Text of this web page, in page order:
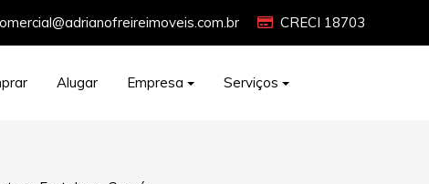
CRECI 18703
Alugar Empresa Serviços